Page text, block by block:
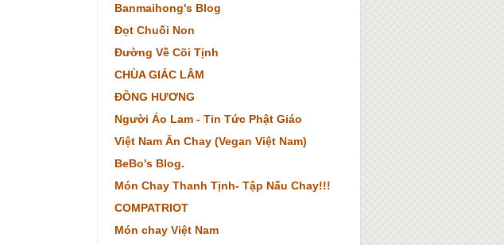
Banmaihong's Blog
Đọt Chuối Non
Đường Về Cõi Tịnh
CHÙA GIÁC LÂM
ĐỒNG HƯƠNG
Người Áo Lam - Tin Tức Phật Giáo
Việt Nam Ăn Chay (Vegan Việt Nam)
BeBo's Blog.
Món Chay Thanh Tịnh- Tập Nấu Chay!!!
COMPATRIOT
Món chay Việt Nam